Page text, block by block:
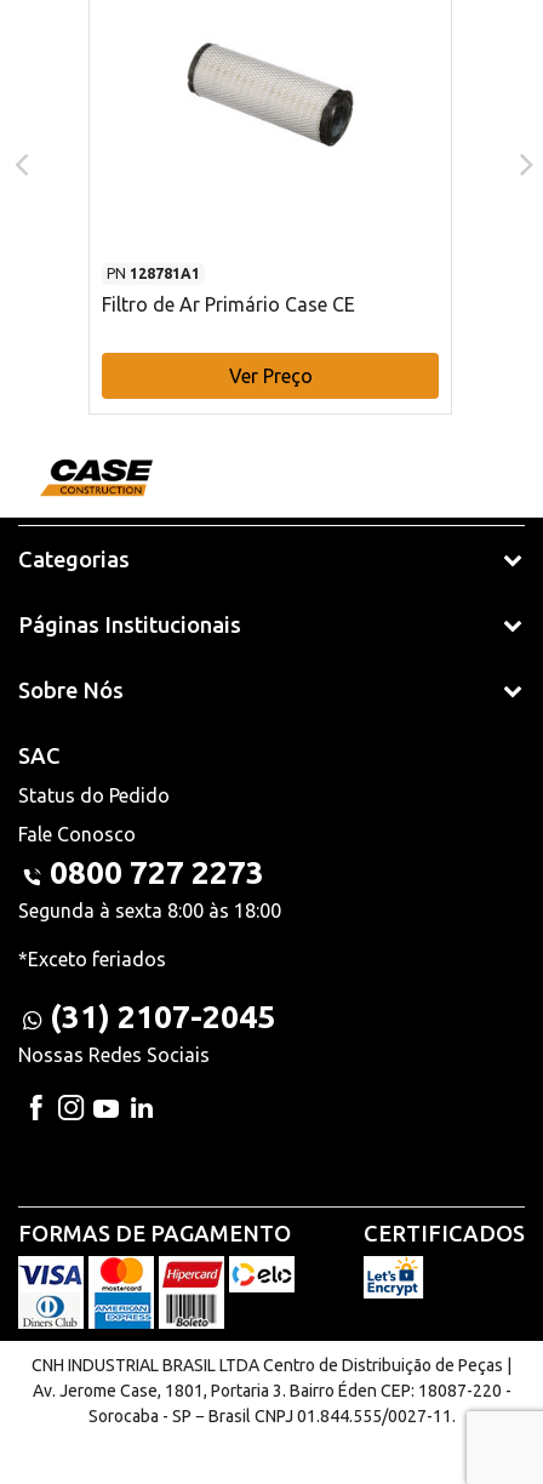
PN 128781A1
Filtro de Ar Primário Case CE
Ver Preço
Categorias
Páginas Institucionais
Sobre Nós
SAC
Status do Pedido
Fale Conosco
0800 727 2273
Segunda à sexta 8:00 às 18:00
*Exceto feriados
(31) 2107-2045
Nossas Redes Sociais
FORMAS DE PAGAMENTO CERTIFICADOS
CNH INDUSTRIAL BRASIL LTDA Centro de Distribuição de Peças |
Av. Jerome Case, 1801, Portaria 3. Bairro Éden CEP: 18087-220 -
Sorocaba - SP − Brasil CNPJ 01.844.555/0027-11.